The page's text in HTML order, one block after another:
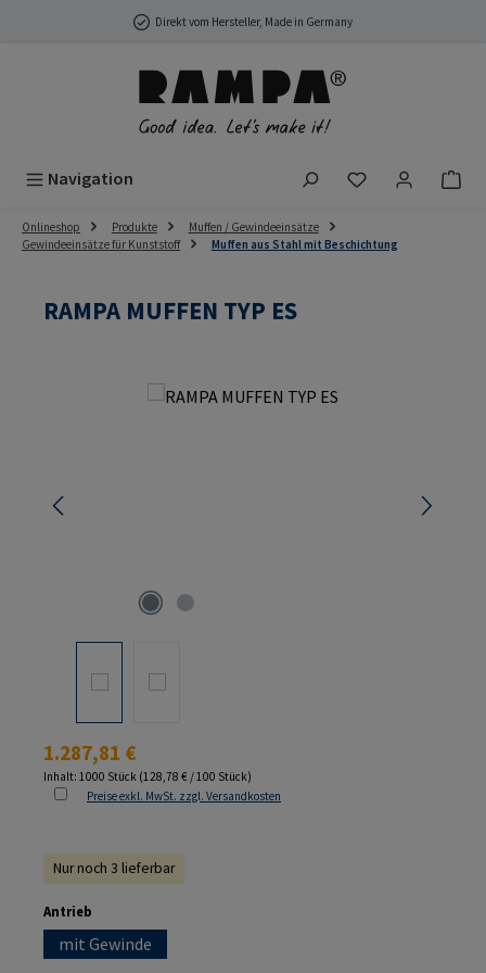
Zum Hauptinhalt springenDirekt vom Hersteller, Made in Germany
Navigation Du hast 0
Onlineshop Produkte
Muffen / Gewindeeinsätze
Gewindeeinsätze für Kunststoff
Muffen aus Stahl mit Beschichtung
RAMPA MUFFEN TYP ES
Bildergalerie überspringen
Regulärer Preis:
1.287,81 €
Inhalt: 1000 Stück (128,78 € / 100 Stück)
Preise exkl. MwSt. zzgl. Versandkosten
Nur noch 3 lieferbar
Antrieb
mit Gewinde